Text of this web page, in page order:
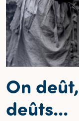
On
deûts...